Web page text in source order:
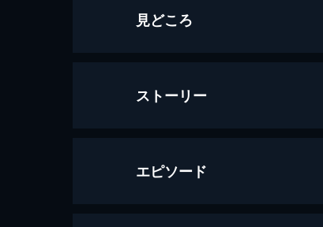
見どころ
ストーリー
エピソード